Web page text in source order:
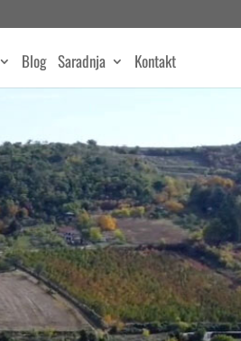
Blog Saradnja Kontakt